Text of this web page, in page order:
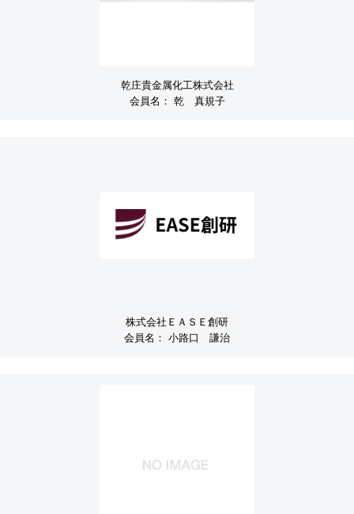
乾庄貴金属化工株式会社
会員名： 乾 真規子
株式会社ＥＡＳＥ創研
会員名： 小路口 謙治